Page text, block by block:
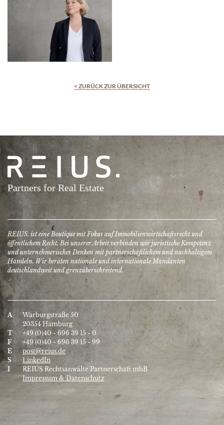
< ZURÜCK ZUR ÜBERSICHT
REIUS. ist eine Boutique mit Fokus auf Immobilien­wirtschafts­recht und
öffentlichem Recht. Bei unserer Arbeit verbinden wir juristische Kompetenz
und unter­nehmerisches Denken mit partner­schaftlichem und nach­haltigem
Handeln. Wir beraten nationale und inter­nationale Mandanten
deutschlandweit und grenzüberschreitend.
A
Warburgstraße 50
20354 Hamburg
T
+49 (0)40 - 696 39 15 - 0
F
+49 (0)40 - 696 39 15 - 99
E
post@reius.de
S
LinkedIn
I
REIUS Rechtsanwälte Partnerschaft mbB
Impressum & Datenschutz